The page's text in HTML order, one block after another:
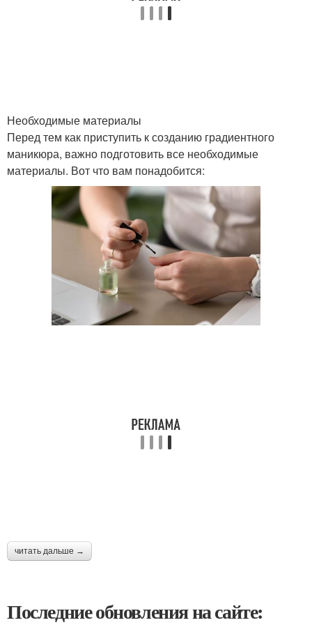
Необходимые материалы
Перед тем как приступить к созданию градиентного
маникюра, важно подготовить все необходимые
материалы. Вот что вам понадобится:
читать дальше →
Последние обновления на сайте: